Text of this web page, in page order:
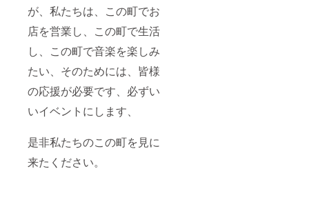
が、私たちは、この町でお
店を営業し、この町で生活
し、この町で音楽を楽しみ
たい、そのためには、皆様
の応援が必要です、必ずい
いイベントにします、
是非私たちのこの町を見に
来たください。